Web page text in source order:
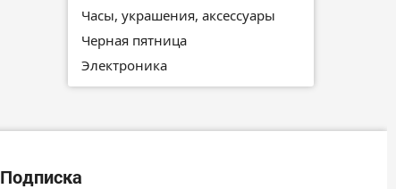
Часы, украшения, аксессуары
Черная пятница
Электроника
Подписка